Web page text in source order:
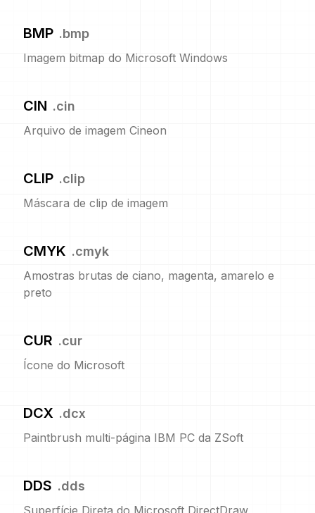
BMP .bmp
Imagem bitmap do Microsoft Windows
CIN .cin
Arquivo de imagem Cineon
CLIP .clip
Máscara de clip de imagem
CMYK .cmyk
Amostras brutas de ciano, magenta, amarelo e
preto
CUR .cur
Ícone do Microsoft
DCX .dcx
Paintbrush multi-página IBM PC da ZSoft
DDS .dds
Superfície Direta do Microsoft DirectDraw